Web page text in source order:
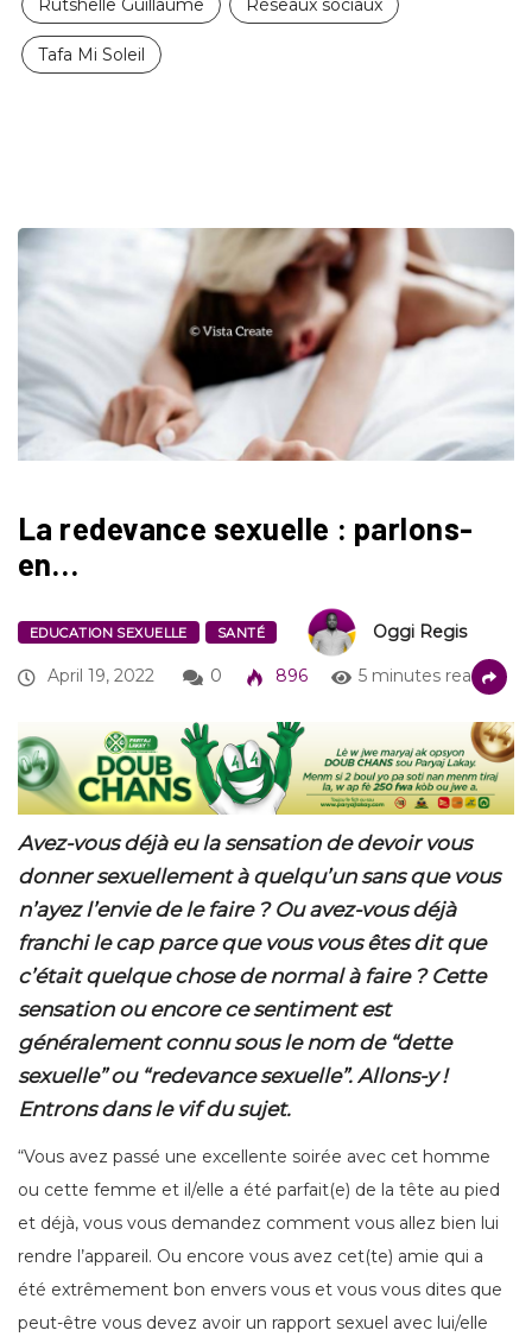
Rutshelle Guillaume Réseaux sociaux
Tafa Mi Soleil
La redevance sexuelle : parlons-
en…
EDUCATION SEXUELLE SANTÉ Oggi Regis
April 19, 2022 0 896 5 minutes read
Avez-vous déjà eu la sensation de devoir vous
donner sexuellement à quelqu’un sans que vous
n’ayez l’envie de le faire ? Ou avez-vous déjà
franchi le cap parce que vous vous êtes dit que
c’était quelque chose de normal à faire ? Cette
sensation ou encore ce sentiment est
généralement connu sous le nom de “dette
sexuelle” ou “redevance sexuelle”. Allons-y !
Entrons dans le vif du sujet.
“Vous avez passé une excellente soirée avec cet homme
ou cette femme et il/elle a été parfait(e) de la tête au pied
et déjà, vous vous demandez comment vous allez bien lui
rendre l’appareil. Ou encore vous avez cet(te) amie qui a
été extrêmement bon envers vous et vous vous dites que
peut-être vous devez avoir un rapport sexuel avec lui/elle